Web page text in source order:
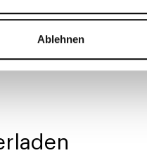
Ablehnen
leathers, colors and finishes
may slightly differ from
complete collection of